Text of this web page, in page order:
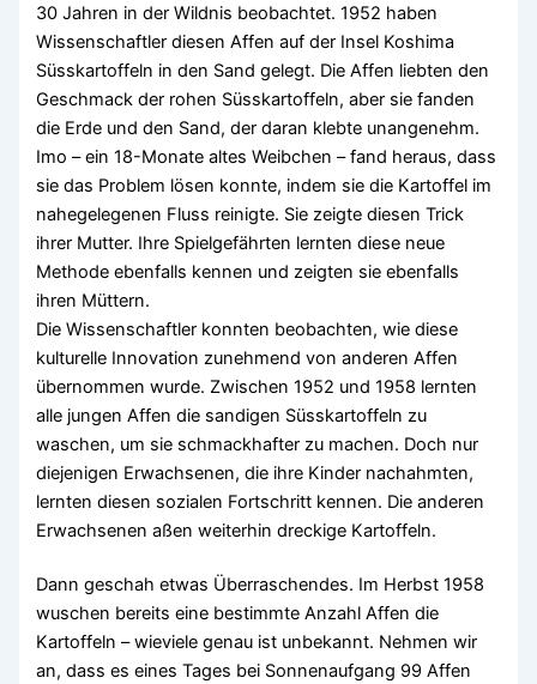
30 Jahren in der Wildnis beobachtet. 1952 haben
Wissenschaftler diesen Affen auf der Insel Koshima
Süsskartoffeln in den Sand gelegt. Die Affen liebten den
Geschmack der rohen Süsskartoffeln, aber sie fanden
die Erde und den Sand, der daran klebte unangenehm.
Imo – ein 18-Monate altes Weibchen – fand heraus, dass
sie das Problem lösen konnte, indem sie die Kartoffel im
nahegelegenen Fluss reinigte. Sie zeigte diesen Trick
ihrer Mutter. Ihre Spielgefährten lernten diese neue
Methode ebenfalls kennen und zeigten sie ebenfalls
ihren Müttern.
Die Wissenschaftler konnten beobachten, wie diese
kulturelle Innovation zunehmend von anderen Affen
übernommen wurde. Zwischen 1952 und 1958 lernten
alle jungen Affen die sandigen Süsskartoffeln zu
waschen, um sie schmackhafter zu machen. Doch nur
diejenigen Erwachsenen, die ihre Kinder nachahmten,
lernten diesen sozialen Fortschritt kennen. Die anderen
Erwachsenen aßen weiterhin dreckige Kartoffeln.
Dann geschah etwas Überraschendes. Im Herbst 1958
wuschen bereits eine bestimmte Anzahl Affen die
Kartoffeln – wieviele genau ist unbekannt. Nehmen wir
an, dass es eines Tages bei Sonnenaufgang 99 Affen